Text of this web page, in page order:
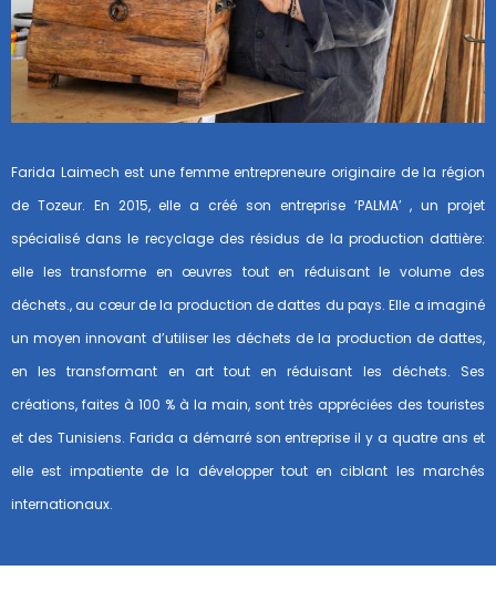
Farida Laimech est une femme entrepreneure originaire de la région
de Tozeur. En 2015, elle a créé son entreprise ‘PALMA’ , un projet
spécialisé dans le recyclage des résidus de la production dattière:
elle les transforme en œuvres tout en réduisant le volume des
déchets., au cœur de la production de dattes du pays. Elle a imaginé
un moyen innovant d’utiliser les déchets de la production de dattes,
en les transformant en art tout en réduisant les déchets. Ses
créations, faites à 100 % à la main, sont très appréciées des touristes
et des Tunisiens. Farida a démarré son entreprise il y a quatre ans et
elle est impatiente de la développer tout en ciblant les marchés
internationaux.